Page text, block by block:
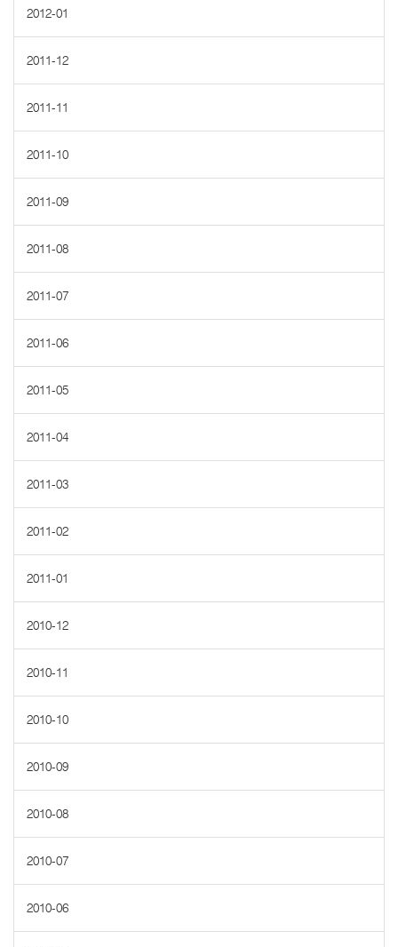
2012-01
2011-12
2011-11
2011-10
2011-09
2011-08
2011-07
2011-06
2011-05
2011-04
2011-03
2011-02
2011-01
2010-12
2010-11
2010-10
2010-09
2010-08
2010-07
2010-06